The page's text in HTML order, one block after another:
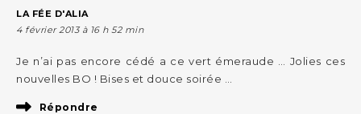
LA FÉE D'ALIA
4 février 2013 à 16 h 52 min
Je n’ai pas encore cédé a ce vert émeraude … Jolies ces
nouvelles BO ! Bises et douce soirée …
Répondre